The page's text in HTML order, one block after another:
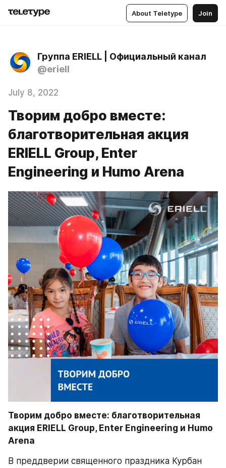
About Teletype Join
Группа ERIELL | Официальный канал
@eriell
July 8, 2022
Творим добро вместе:
благотворительная акция
ERIELL Group, Enter
Engineering и Humo Arena
Творим добро вместе: благотворительная
акция ERIELL Group, Enter Engineering и Humo
Arena
В преддверии священного праздника Курбан